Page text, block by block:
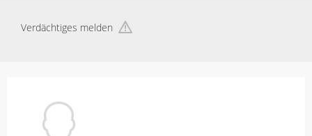
Verdächtiges melden